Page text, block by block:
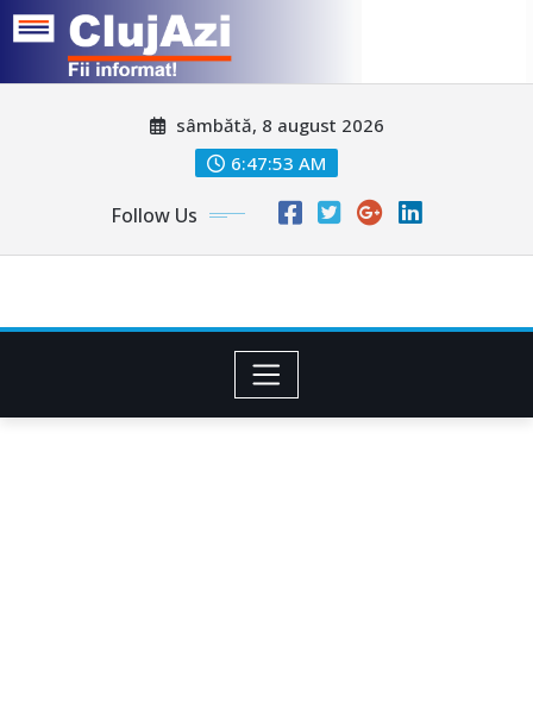
sâmbătă, 8 august 2026
6:47:55 AM
Follow Us